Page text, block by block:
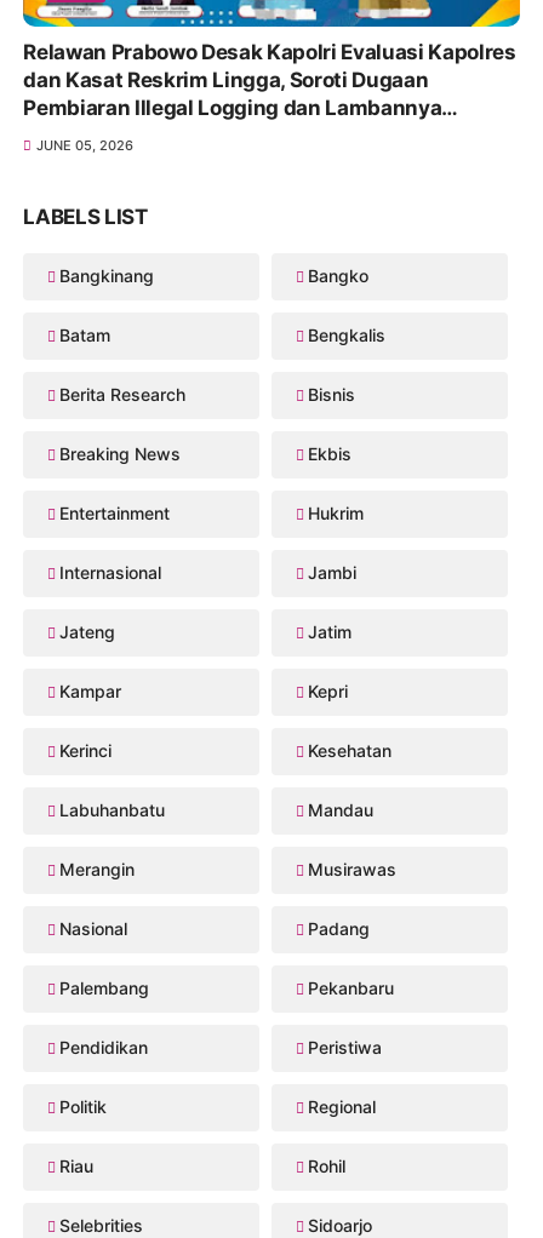
Relawan Prabowo Desak Kapolri Evaluasi Kapolres
dan Kasat Reskrim Lingga, Soroti Dugaan
Pembiaran Illegal Logging dan Lambannya
Penanganan Korupsi
JUNE 05, 2026
LABELS LIST
Bangkinang Bangko
Batam Bengkalis
Berita Research Bisnis
Breaking News Ekbis
Entertainment Hukrim
Internasional Jambi
Jateng Jatim
Kampar Kepri
Kerinci Kesehatan
Labuhanbatu Mandau
Merangin Musirawas
Nasional Padang
Palembang Pekanbaru
Pendidikan Peristiwa
Politik Regional
Riau Rohil
Selebrities Sidoarjo